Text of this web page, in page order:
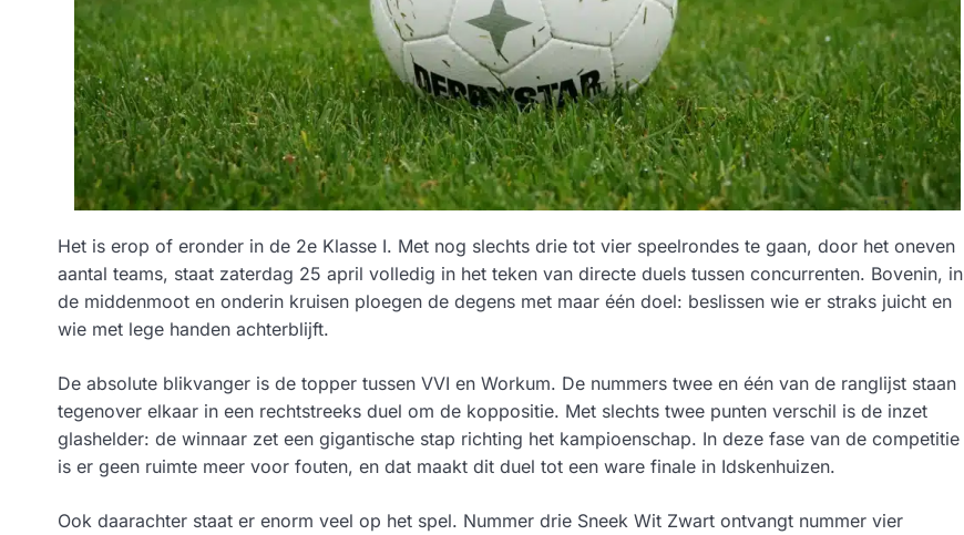
Het is erop of eronder in de 2e Klasse I. Met nog slechts drie tot vier speelrondes te gaan, door het oneven
aantal teams, staat zaterdag 25 april volledig in het teken van directe duels tussen concurrenten. Bovenin, in
de middenmoot en onderin kruisen ploegen de degens met maar één doel: beslissen wie er straks juicht en
wie met lege handen achterblijft.
De absolute blikvanger is de topper tussen VVI en Workum. De nummers twee en één van de ranglijst staan
tegenover elkaar in een rechtstreeks duel om de koppositie. Met slechts twee punten verschil is de inzet
glashelder: de winnaar zet een gigantische stap richting het kampioenschap. In deze fase van de competitie
is er geen ruimte meer voor fouten, en dat maakt dit duel tot een ware finale in Idskenhuizen.
Ook daarachter staat er enorm veel op het spel. Nummer drie Sneek Wit Zwart ontvangt nummer vier